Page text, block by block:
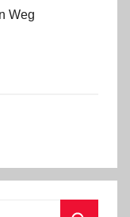
Weg